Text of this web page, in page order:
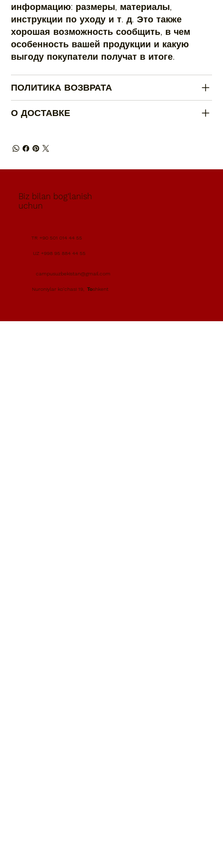
информацию: размеры, материалы,
инструкции по уходу и т. д. Это также
хорошая возможность сообщить, в чем
особенность вашей продукции и какую
выгоду покупатели получат в итоге.
ПОЛИТИКА ВОЗВРАТА
О ДОСТАВКЕ
Biz bilan bog'lanish
uchun
TR +90 501 014 44 55
UZ +998 95 884 44 55
campusuzbekistan@gmail.com
Nuroniylar ko'chasi 19, Тоshkent